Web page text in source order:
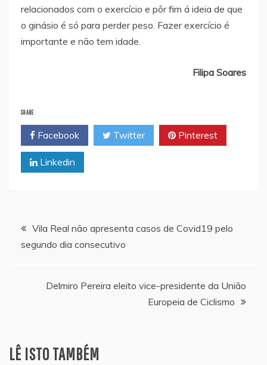
relacionados com o exercício e pôr fim á ideia de que
o ginásio é só para perder peso. Fazer exercício é
importante e não tem idade.
Filipa Soares
SHARE
Facebook Twitter Pinterest
Linkedin
Navegação
artigos
Vila Real não apresenta casos de Covid19 pelo
segundo dia consecutivo
Delmiro Pereira eleito vice-presidente da União
Europeia de Ciclismo
LÊ ISTO TAMBÉM